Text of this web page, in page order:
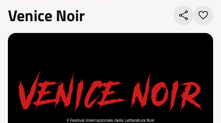
Venice Noir